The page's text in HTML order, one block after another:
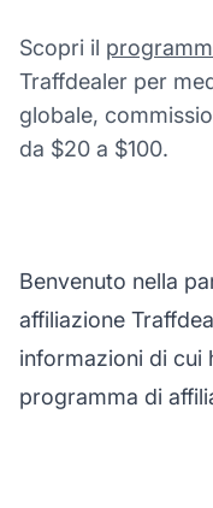
Scopri il
Traffdealer per
globale,
da $20 a $100.
Benvenuto nella
affiliazione
informazioni di cui
programma di